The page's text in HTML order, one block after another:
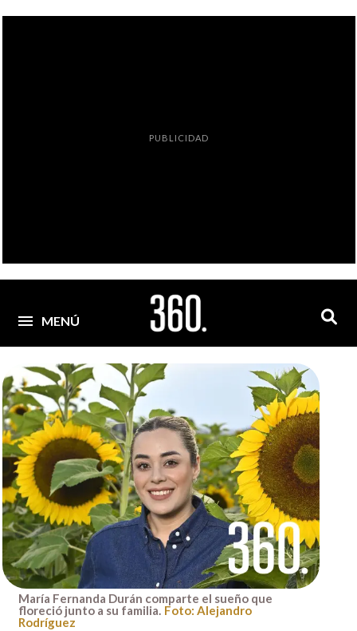
PUBLICIDAD
MENÚ
María Fernanda Durán comparte el sueño que
floreció junto a su familia. Foto: Alejandro
Rodríguez